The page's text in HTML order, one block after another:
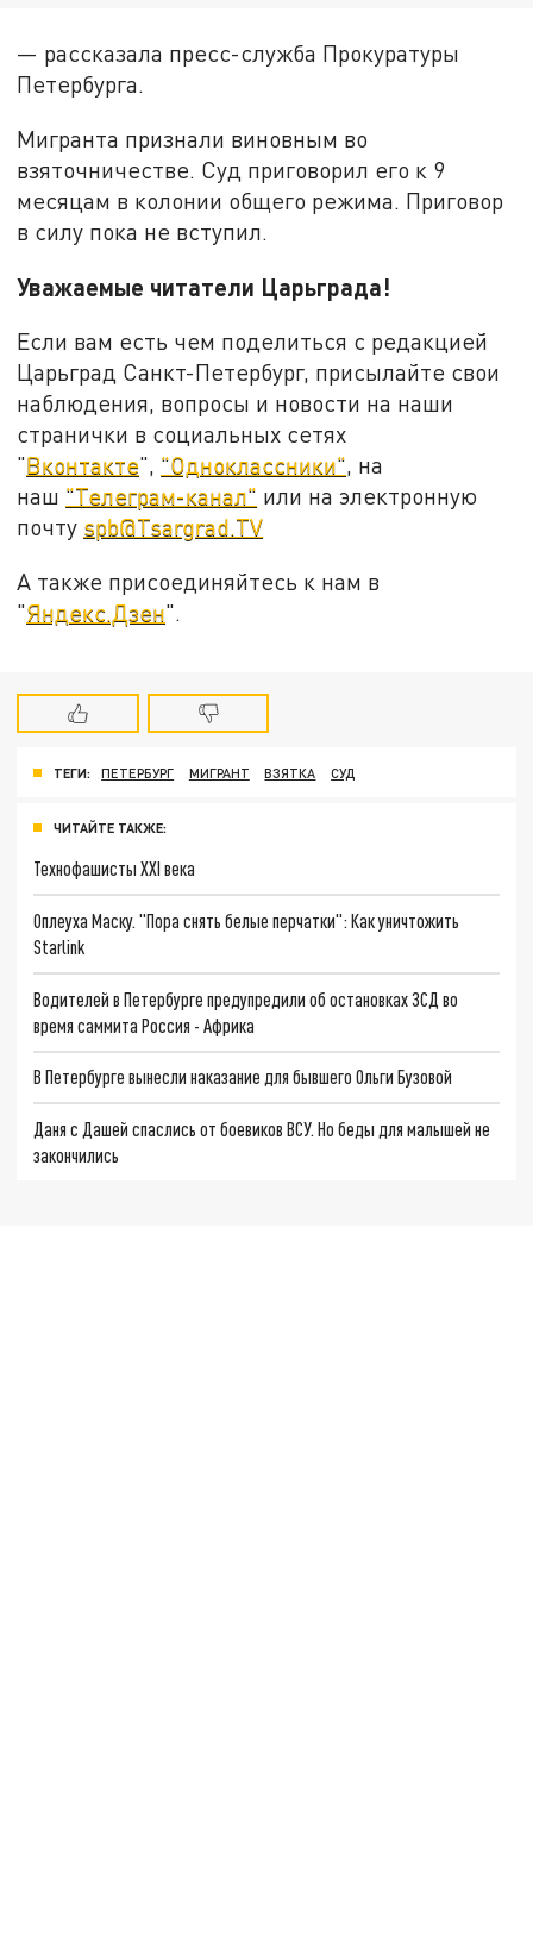
— рассказала пресс-служба Прокуратуры
Петербурга.
Мигранта признали виновным во
взяточничестве. Суд приговорил его к 9
месяцам в колонии общего режима. Приговор
в силу пока не вступил.
Уважаемые читатели Царьграда!
Если вам есть чем поделиться с редакцией
Царьград Санкт-Петербург, присылайте свои
наблюдения, вопросы и новости на наши
странички в социальных сетях
"Вконтакте", "Одноклассники", на
наш "Телеграм-канал" или на электронную
почту spb@Tsargrad.TV
А также присоединяйтесь к нам в
"Яндекс.Дзен".
ТЕГИ: ПЕТЕРБУРГ МИГРАНТ ВЗЯТКА СУД
ЧИТАЙТЕ ТАКЖЕ:
Технофашисты XXI века
Оплеуха Маску. "Пора снять белые перчатки": Как уничтожить
Starlink
Водителей в Петербурге предупредили об остановках ЗСД во
время саммита Россия - Африка
В Петербурге вынесли наказание для бывшего Ольги Бузовой
Даня с Дашей спаслись от боевиков ВСУ. Но беды для малышей не
закончились